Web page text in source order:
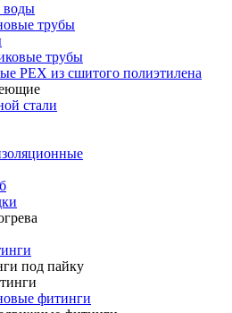
воды
трубы
трубы
PEX из сшитого полиэтилена
стали
под пайку
фитинги